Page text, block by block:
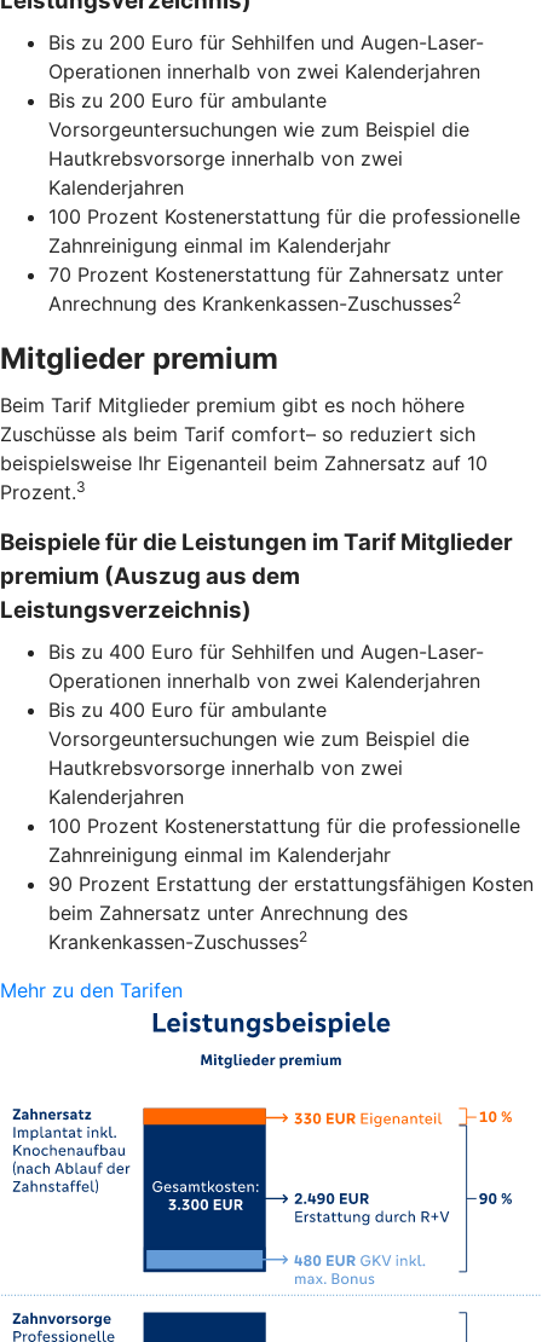
Bis zu 200 Euro für Sehhilfen und Augen-Laser-
Operationen innerhalb von zwei Kalenderjahren
Bis zu 200 Euro für ambulante
Vorsorgeuntersuchungen wie zum Beispiel die
Hautkrebsvorsorge innerhalb von zwei
Kalenderjahren
100 Prozent Kostenerstattung für die professionelle
Zahnreinigung einmal im Kalenderjahr
70 Prozent Kostenerstattung für Zahnersatz unter
Anrechnung des Krankenkassen-Zuschusses2
Mitglieder premium
Beim Tarif Mitglieder premium gibt es noch höhere
Zuschüsse als beim Tarif comfort– so reduziert sich
beispielsweise Ihr Eigenanteil beim Zahnersatz auf 10
Prozent.3
Beispiele für die Leistungen im Tarif Mitglieder
premium (Auszug aus dem
Leistungsverzeichnis)
Bis zu 400 Euro für Sehhilfen und Augen-Laser-
Operationen innerhalb von zwei Kalenderjahren
Bis zu 400 Euro für ambulante
Vorsorgeuntersuchungen wie zum Beispiel die
Hautkrebsvorsorge innerhalb von zwei
Kalenderjahren
100 Prozent Kostenerstattung für die professionelle
Zahnreinigung einmal im Kalenderjahr
90 Prozent Erstattung der erstattungsfähigen Kosten
beim Zahnersatz unter Anrechnung des
Krankenkassen-Zuschusses2
Mehr zu den Tarifen